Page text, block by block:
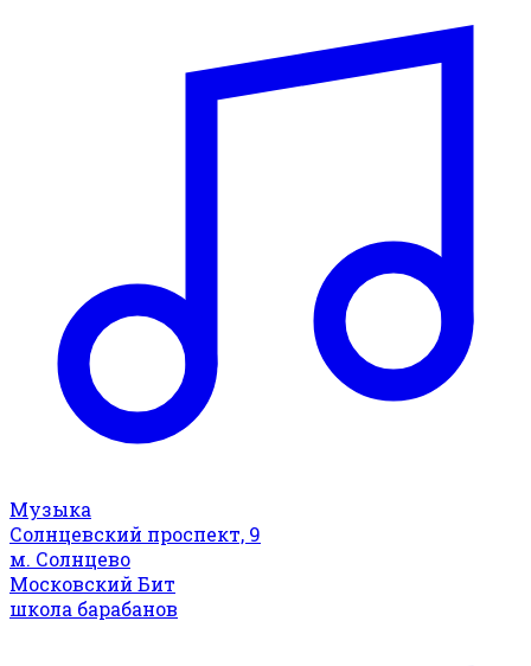
Музыка
Солнцевский проспект, 9
м. Солнцево
Московский Бит
школа барабанов